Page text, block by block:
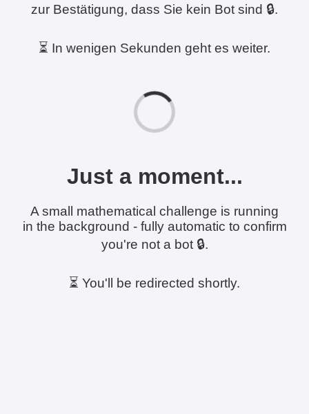
zur Bestätigung, dass Sie kein Bot sind 🔒.
⏳ In wenigen Sekunden geht es weiter.
Just a moment...
A small mathematical challenge is running
in the background - fully automatic to confirm
you're not a bot 🔒.
⏳ You'll be redirected shortly.